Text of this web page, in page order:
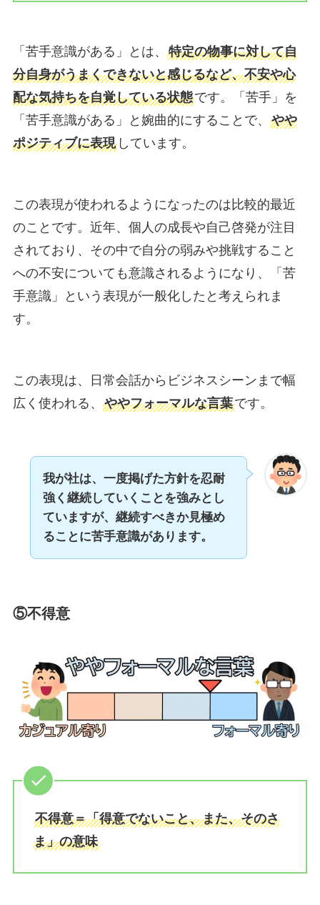
「苦手意識がある」とは、 特定の物事に対して自
分自身がうまくできないと感じるなど、不安や心
配な気持ちを自覚している状態です。「苦手」を
「苦手意識がある」と婉曲的にすることで、 やや
ポジティブに表現しています。
この表現が使われるようになったのは比較的最近
のことです。近年、個人の成長や自己啓発が注目
されており、その中で自分の弱みや挑戦すること
への不安についても意識されるようになり、「苦
手意識」という表現が一般化したと考えられま
す。
この表現は、日常会話からビジネスシーンまで幅
広く使われる、 ややフォーマルな言葉です。
我が社は、一度掲げた方針を忍耐
強く継続していくことを強みとし
ていますが、継続すべきか見極め
ることに苦手意識があります。
⑤不得意
不得意＝「得意でないこと、また、そのさ
ま」の意味